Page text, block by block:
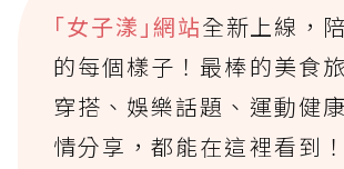
｢女子漾｣網站全新上線，
的每個樣子！最棒的美食
穿搭、娛樂話題、運動健
情分享，都能在這裡看到